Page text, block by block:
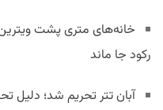
خانه‌های متری پشت ویترین
رکود جا ماند
آبان تتر تحریم شد؛ دلیل